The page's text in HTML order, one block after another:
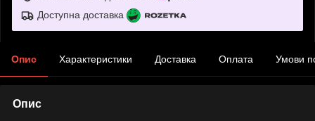
Доступна доставка
Опис Характеристики Доставка Оплата Умови
Опис